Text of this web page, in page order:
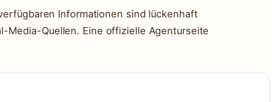
Informationen sind lückenhaft
Media-Quellen. Eine offizielle Agenturseite